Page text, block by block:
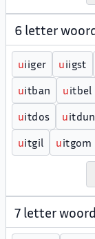
6 letter
uiiger uiigst
uitban uitbel
uitdos uitdun
uitgil uitgom
7 letter